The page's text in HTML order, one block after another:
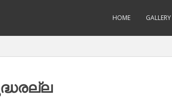
HOME GALLERY